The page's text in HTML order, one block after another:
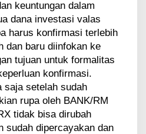
keuntungan dalam
dana investasi valas
harus konfirmasi terlebih
dan baru diinfokan ke
tujuan untuk formalitas
konfirmasi.
saja setelah sudah
rupa oleh BANK/RM
tidak bisa dirubah
sudah dipercayakan dan